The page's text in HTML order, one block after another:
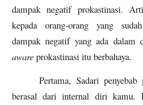
dampak negatif prokastinasi.
kepada orang-orang yang
dampak negatif yang ada dalam
aware prokastinasi itu berbahaya.
Pertama, Sadari penyebab
berasal dari internal diri kamu.